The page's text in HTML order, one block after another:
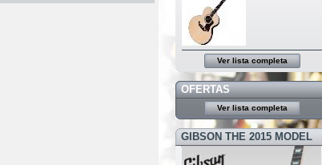
Ver lista completa
OFERTAS
Ver lista completa
GIBSON THE 2015 MODEL
YEAR